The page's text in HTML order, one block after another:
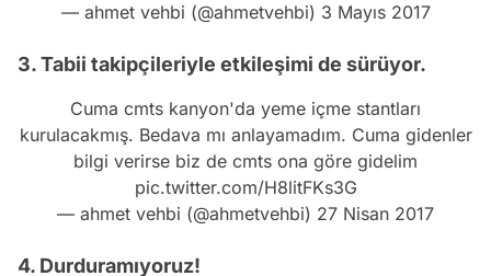
— ahmet vehbi (@ahmetvehbi) 3 Mayıs 2017
3. Tabii takipçileriyle etkileşimi de sürüyor.
Cuma cmts kanyon'da yeme içme stantları
kurulacakmış. Bedava mı anlayamadım. Cuma gidenler
bilgi verirse biz de cmts ona göre gidelim
pic.twitter.com/H8litFKs3G
— ahmet vehbi (@ahmetvehbi) 27 Nisan 2017
4. Durduramıyoruz!